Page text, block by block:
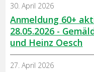
Anmeldung 60+
28.05.2026 -
und Heinz Oesch
30. April 2026
27. April 2026